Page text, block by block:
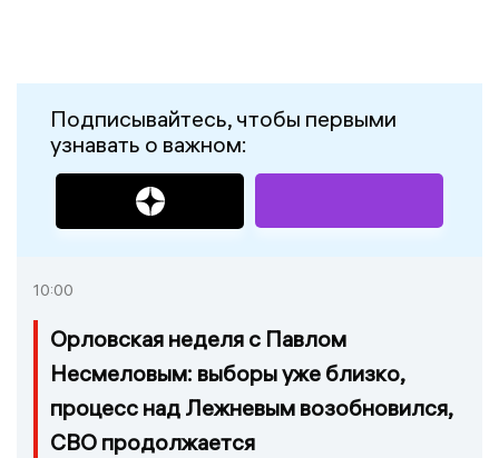
Подписывайтесь, чтобы первыми
узнавать о важном:
10:00
Орловская неделя с Павлом
Несмеловым: выборы уже близко,
процесс над Лежневым возобновился,
СВО продолжается